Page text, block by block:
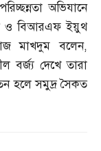
অভিযানে
ও বিআরএফ ইয়ুথ
মাখদুম বলেন,
বর্জ্য দেখে তারা
হলে সমুদ্র সৈকত